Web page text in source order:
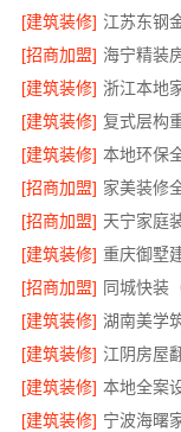
[建筑装修] 江苏东钢
[招商加盟] 海宁精装
[建筑装修]
[建筑装修] 复式层构
[建筑装修] 本地环保
[招商加盟] 家美装修
[招商加盟] 天宁家庭
[建筑装修] 重庆御墅
[招商加盟]
[建筑装修] 湖南美学
[建筑装修] 江阴房屋
[建筑装修]
[建筑装修]